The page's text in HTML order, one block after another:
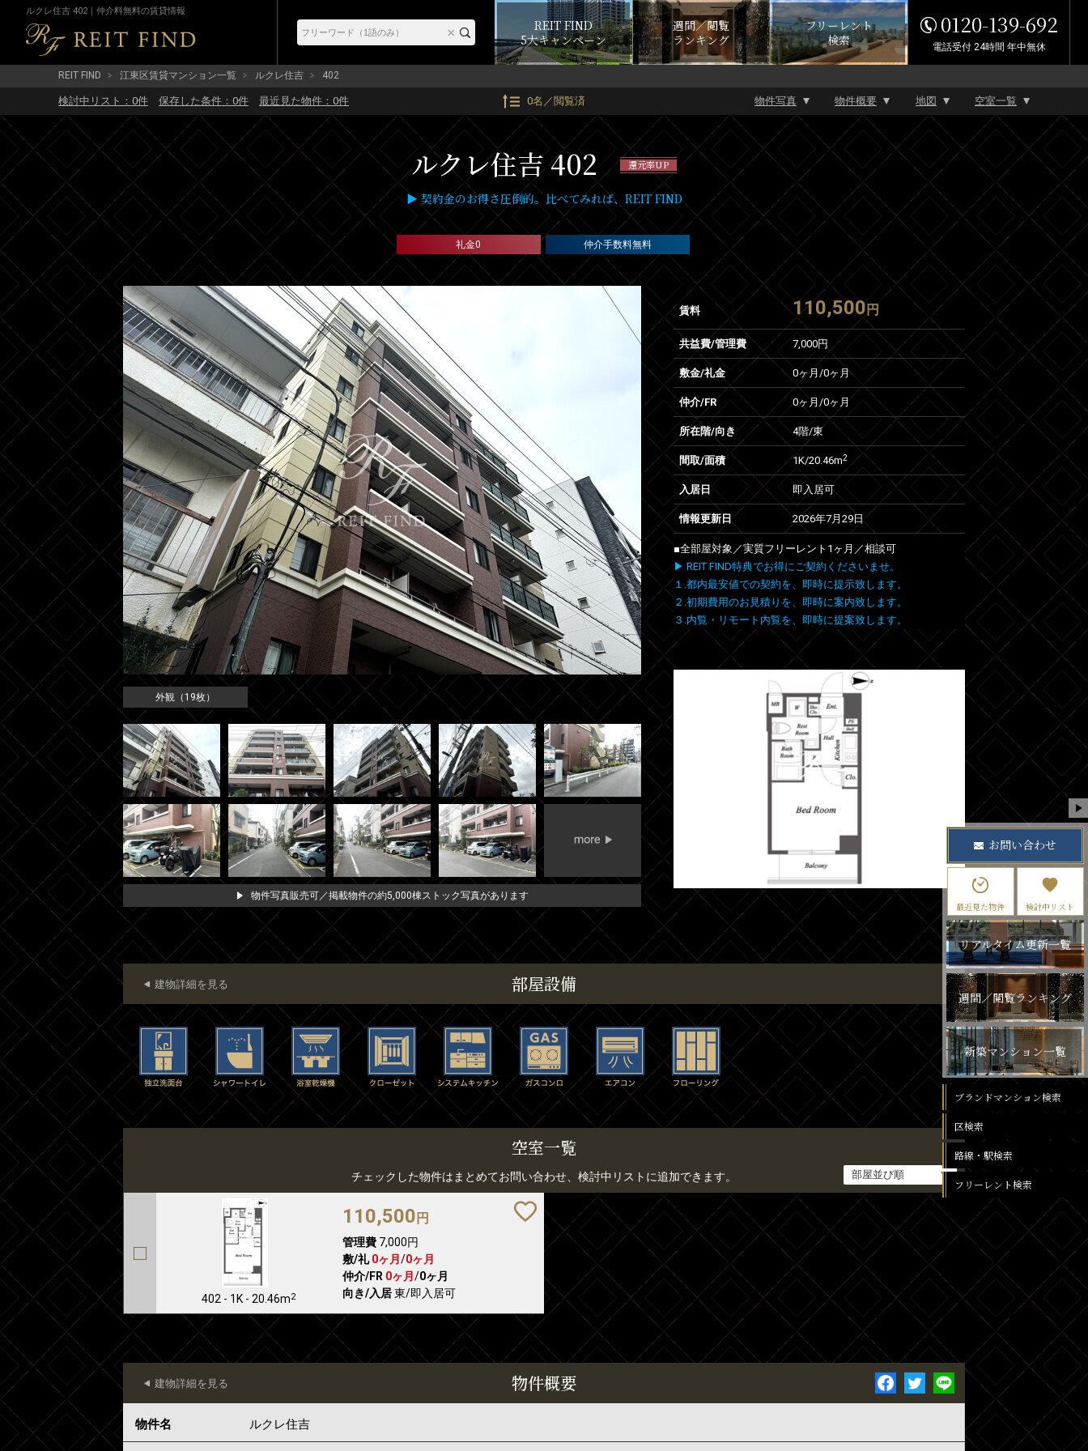
ルクレ住吉 402｜仲介料無料の賃貸情報
REIT FIND
5大キャンペーン
週間／閲覧
ランキング
フリーレント
検索
0120-139-692
電話受付 24時間 年中無休
REIT FIND 江東区賃貸マンション一覧 ルクレ住吉 402
検討中リスト： 0件 保存した条件： 0件 最近見た物件： 0件 0名／閲覧済 物件写真 物件概要 地図 空室一覧
ルクレ住吉 402 還元率UP
▶ 契約金のお得さ圧倒的。比べてみれば、REIT FIND
礼金0 仲介手数料無料
外観（19枚）
物件写真販売可／掲載物件の約5,000棟ストック写真があります
賃料 110,500 円
共益費/管理費 7,000円
敷金/礼金 0ヶ月 /0ヶ月
仲介/FR 0ヶ月 /0ヶ月
所在階/向き 4階/東
間取/面積 1K/20.46m2
入居日 即入居可
情報更新日 2026年7月29日
■全部屋対象／実質フリーレント1ヶ月／相談可
▶ REIT FIND特典でお得にご契約くださいませ。
１.都内最安値での契約を、即時に提示致します。
２.初期費用のお見積りを、即時に案内致します。
３.内覧・リモート内覧を、即時に提案致します。
部屋設備
建物詳細を見る
空室一覧
チェックした物件はまとめてお問い合わせ、検討中リストに追加できます。
402 - 1K - 20.46m2
110,500 円
管理費7,000円
敷/礼 0ヶ月 /0ヶ月
仲介/FR 0ヶ月 /0ヶ月
向き/入居東/即入居可
物件概要
建物詳細を見る
物件名 ルクレ住吉
お問い合わせ
最近見た物件 検討中リスト
リアルタイム更新一覧
週間／閲覧ランキング
新築マンション一覧
ブランドマンション検索
区検索
路線・駅検索
フリーレント検索